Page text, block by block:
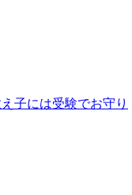
子には受験でお守り